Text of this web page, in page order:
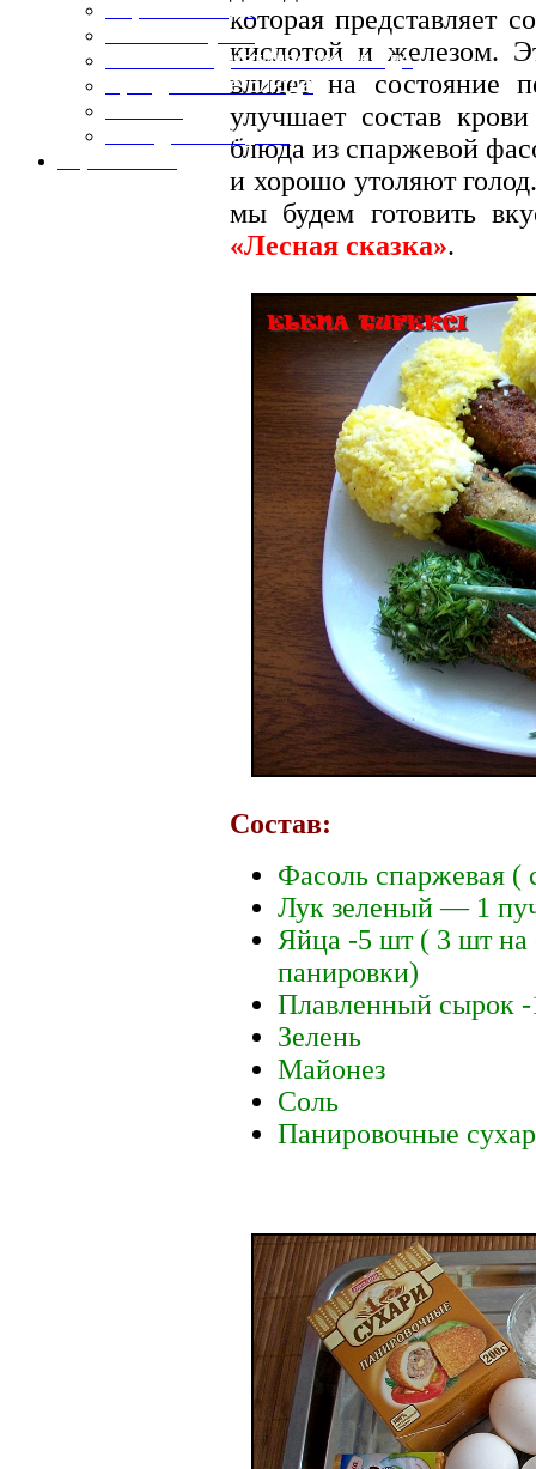
Первые блюда
Полевая кухня
Постные и диетические блюда
Праздничные блюда
Холодные закуски
которая представляет
кислотой и железом.
влияет на состояние
улучшает состав
блюда из спаржевой
и хорошо утоляют
мы будем готовить
«Лесная сказка».
Состав:
Фасоль спаржевая (
Лук зеленый — 1
Яйца -5 шт ( 3 шт
панировки)
Плавленный сырок
Зелень
Майонез
Соль
Панировочные